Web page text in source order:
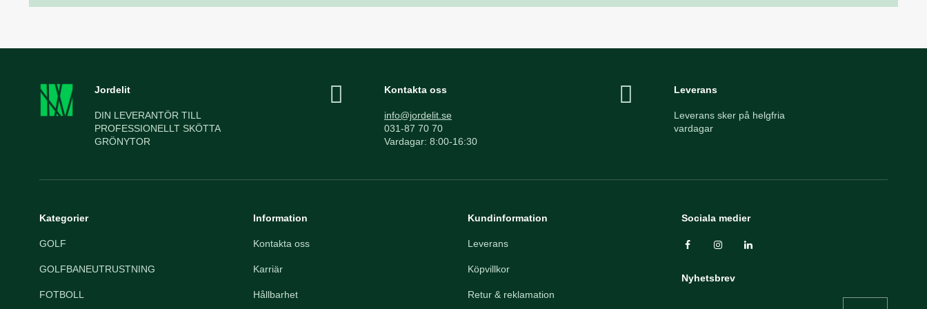
Jordelit
DIN LEVERANTÖR TILL
PROFESSIONELLT SKÖTTA
GRÖNYTOR
Kontakta oss
info@jordelit.se
031-87 70 70
Vardagar: 8:00-16:30
Leverans
Leverans sker på helgfria
vardagar
Kategorier
GOLF
GOLFBANEUTRUSTNING
FOTBOLL
Information
Kontakta oss
Karriär
Hållbarhet
Kundinformation
Leverans
Köpvillkor
Retur & reklamation
Sociala medier
Nyhetsbrev